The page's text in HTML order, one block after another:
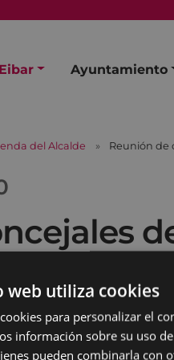
Eibar Ayuntamiento
del Alcalde Reunión de
web utiliza cookies
para personalizar el
información sobre su uso
pueden combinarla con